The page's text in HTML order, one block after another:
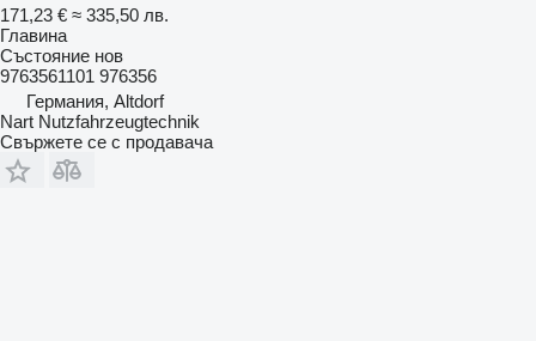
171,23 € ≈ 335,50 лв.
Главина
Състояние нов
9763561101 976356
Германия, Altdorf
Nart Nutzfahrzeugtechnik
Свържете се с продавача